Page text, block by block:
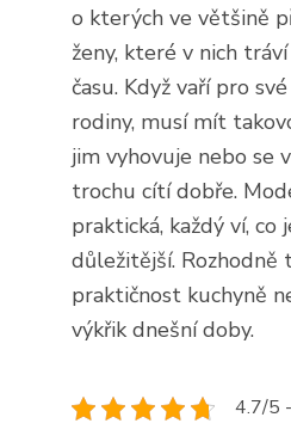
o kterých ve většině
ženy, které v nich
času. Když vaří pro
rodiny, musí mít
jim vyhovuje nebo se
trochu cítí dobře.
praktická, každý ví, co
důležitější. Rozhodně
praktičnost kuchyně
výkřik dnešní doby.
4.7/5